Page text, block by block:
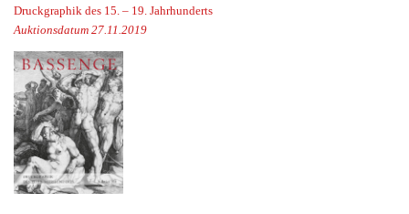
Druckgraphik des 15. – 19. Jahrhunderts
Auktionsdatum 27.11.2019